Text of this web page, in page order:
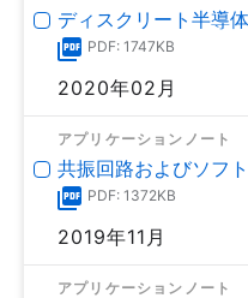
ディスクリート半導
PDF: 1747KB
2020年02月
アプリケーションノート
共振回路およびソフ
PDF: 1372KB
2019年11月
アプリケーションノート